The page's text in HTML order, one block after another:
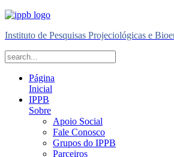
Instituto de Pesquisas Projeciológicas e
Página
Inicial
IPPB
Sobre
Apoio Social
Fale Conosco
Grupos do IPPB
Parceiros